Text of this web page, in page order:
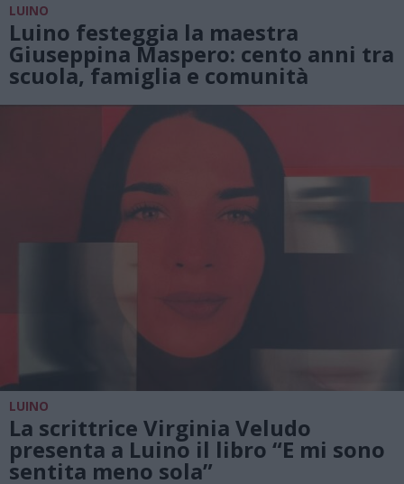
LUINO
Luino festeggia la maestra
Giuseppina Maspero: cento anni tra
scuola, famiglia e comunità
LUINO
La scrittrice Virginia Veludo
presenta a Luino il libro “E mi sono
sentita meno sola”